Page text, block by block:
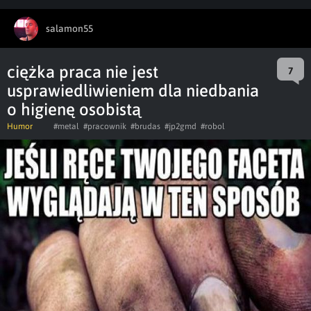
salamon55
ciężka praca nie jest
usprawiedliwieniem dla niedbania
o higienę osobistą
7
Humor #metal #pracownik #brudas #jp2gmd #robol